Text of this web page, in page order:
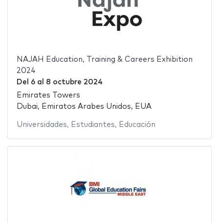
NAJAH Education, Training & Careers Exhibition
2024
Del 6al 8 octubre 2024
Emirates Towers
Dubai, Emiratos Arabes Unidos, EUA
Universidades, Estudiantes, Educación